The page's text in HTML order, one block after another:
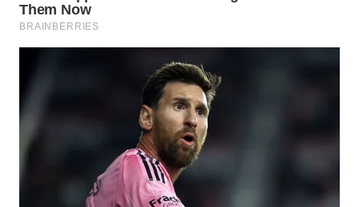
CIANJUR
WN
TANGERANG